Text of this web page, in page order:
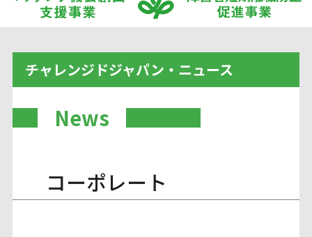
チャレンジドジャパン・ニュース
News
コーポレート